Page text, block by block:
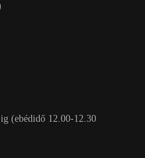
(ebédidő 12.00-12.30